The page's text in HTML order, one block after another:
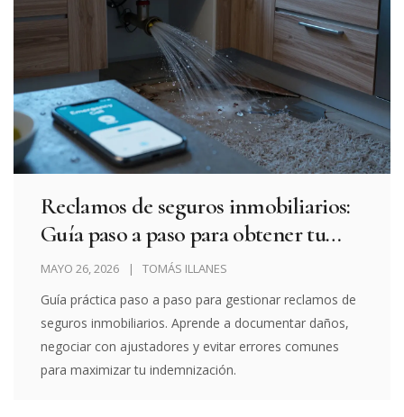
Reclamos de seguros inmobiliarios:
Guía paso a paso para obtener tu
indemnización
MAYO 26, 2026 TOMÁS ILLANES
Guía práctica paso a paso para gestionar reclamos de
seguros inmobiliarios. Aprende a documentar daños,
negociar con ajustadores y evitar errores comunes
para maximizar tu indemnización.